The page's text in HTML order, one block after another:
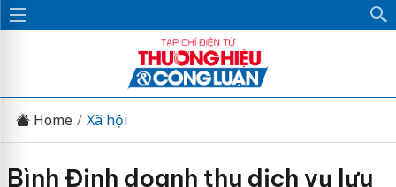
Home Xã hội
Bình Định doanh thu dịch vụ lưu